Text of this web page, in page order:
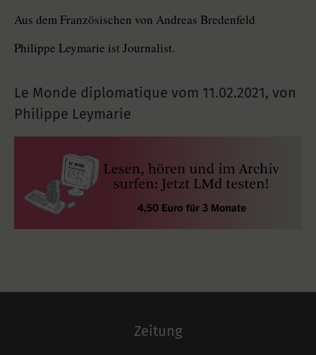
Aus dem Französischen von Andreas Bredenfeld
Philippe Leymarie ist Journalist.
Le Monde diplomatique vom 11.02.2021, von
Philippe Leymarie
Zeitung